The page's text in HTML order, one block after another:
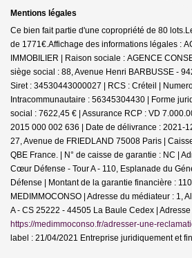
Mentions légales
Ce bien fait partie d'une copropriété de 80
de 1771€. Affichage des informations légales :
IMMOBILIER | Raison sociale : AGENCE
siège social : 88, Avenue Henri BARBUSSE -
Siret : 34530443000027 | RCS : Créteil |
Intracommunautaire : 56345304430 | Forme
social : 7622,45 € | Assurance RCP : VD
2015 000 002 636 | Date de délivrance : 2021-
27, Avenue de FRIEDLAND 75008 Paris |
QBE France. | N° de caisse de garantie : NC |
Cœur Défense - Tour A - 110, Esplanade du
Défense | Montant de la garantie financière :
MEDIMMOCONSO | Adresse du médiateur : 1,
A - CS 25222 - 44505 La Baule Cedex |
https://medimmoconso.fr/adresser-une-
label : 21/04/2021 Entreprise juridiquement et